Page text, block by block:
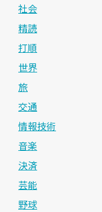
社会
精読
打順
世界
旅
交通
情報技術
音楽
決済
芸能
野球